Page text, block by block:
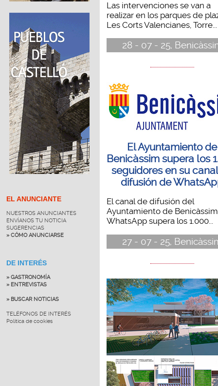
EL ANUNCIANTE
NUESTROS ANUNCIANTES
ENVÍANOS TU NOTICIA
SUGERENCIAS
» CÓMO ANUNCIARSE
DE INTERÉS
» GASTRONOMÍA
» ENTREVISTAS
» BUSCAR NOTICIAS
TELÉFONOS DE INTERÉS
Política de cookies
Las intervenciones se van a
realizar en los parques de
Les Corts Valencianes, Torre...
28 - 07 - 25,
El Ayuntamiento de
Benicàssim supera los
seguidores en su
difusión de
El canal de difusión del
Ayuntamiento de
WhatsApp supera los 1.000...
27 - 07 - 25,